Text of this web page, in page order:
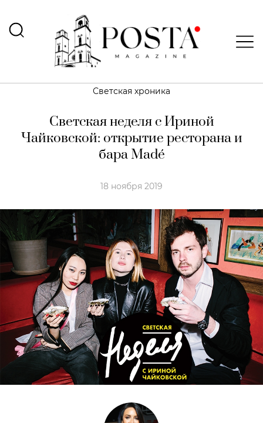
Светская хроника
Светская неделя с Ириной
Чайковской: открытие ресторана и
бара Madé
18 ноября 2019